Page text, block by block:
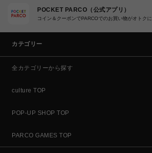
POCKET PARCO（公式アプリ）
コイン＆クーポンでPARCOでのお買い物がオトクに
カテゴリー
全カテゴリーから探す
culture TOP
POP-UP SHOP TOP
PARCO GAMES TOP